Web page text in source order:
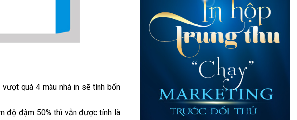
quá 4 màu nhà in sẽ tính bốn
độ đậm 50% thì vẫn được tính là